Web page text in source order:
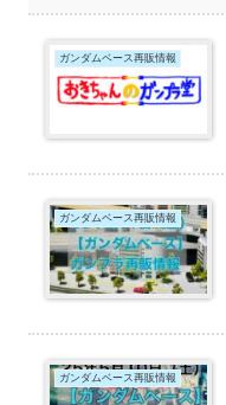
ガンダムベース再販情報
ガンダムベース再販情報
ガンダムベース再販情報